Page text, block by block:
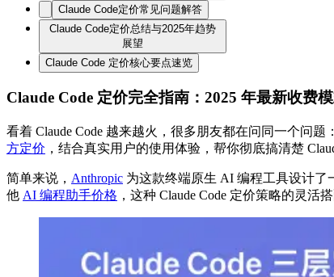
Claude Code定价常见问题解答
Claude Code定价总结与2025年趋势
展望
Claude Code 定价核心要点速览
Claude Code 定价完全指南：2025 年最新收费
看着 Claude Code 越来越火，很多朋友都在问同一个问
方定价 ，结合真实用户的使用体验，帮你彻底搞清楚
简单来说， Anthropic 为这款终端原生 AI 编程工具设计了
他 AI 编程助手价格 ，这种 Claude Code 定价策略的灵活